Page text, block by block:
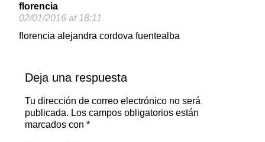
florencia
02/01/2016 at 18:11
florencia alejandra cordova fuentealba
Deja una respuesta
Tu dirección de correo electrónico no será
publicada. Los campos obligatorios están
marcados con*